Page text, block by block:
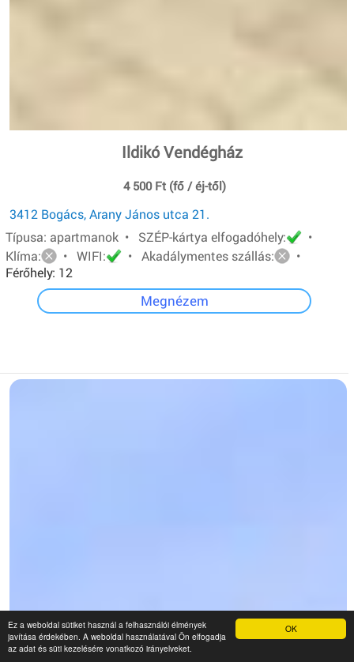
OK
Ez a weboldal sütiket használ a felhasználói élmények
javítása érdekében. A weboldal használatával Ön elfogadja
az adat és süti kezelésére vonatkozó irányelveket.
Ildikó Vendégház
4 500 Ft (fő / éj-től)
3412 Bogács, Arany János utca 21.
Típusa: apartmanok • SZÉP-kártya elfogadóhely:
•
Klíma:
• WIFI: • Akadálymentes szállás:
•
Férőhely: 12
Megnézem